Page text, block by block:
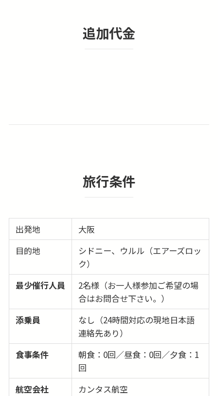
追加代金
旅行条件
出発地
大阪
目的地
シドニー、ウルル（エアーズロッ
ク）
最少催行人員
2名様（お一人様参加ご希望の場
合はお問合せ下さい。）
添乗員
なし（24時間対応の現地日本語
連絡先あり）
食事条件
朝食：0回／昼食：0回／夕食：1
回
航空会社
カンタス航空